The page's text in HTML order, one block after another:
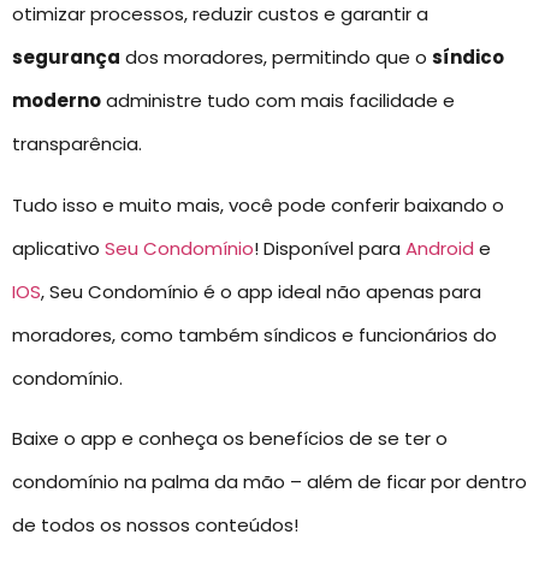
otimizar processos, reduzir custos e garantir a
segurança dos moradores, permitindo que o síndico
modernoadministre tudo com mais facilidade e
transparência.
Tudo isso e muito mais, você pode conferir baixando o
aplicativo Seu Condomínio! Disponível para Android e
IOS, Seu Condomínio é o app ideal não apenas para
moradores, como também síndicos e funcionários do
condomínio.
Baixe o app e conheça os benefícios de se ter o
condomínio na palma da mão – além de ficar por dentro
de todos os nossos conteúdos!